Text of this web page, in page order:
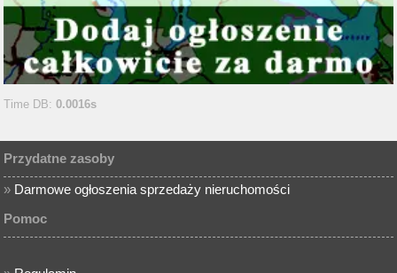
Time DB:0.0016s
Przydatne zasoby
» Darmowe ogłoszenia sprzedaży nieruchomości
Pomoc